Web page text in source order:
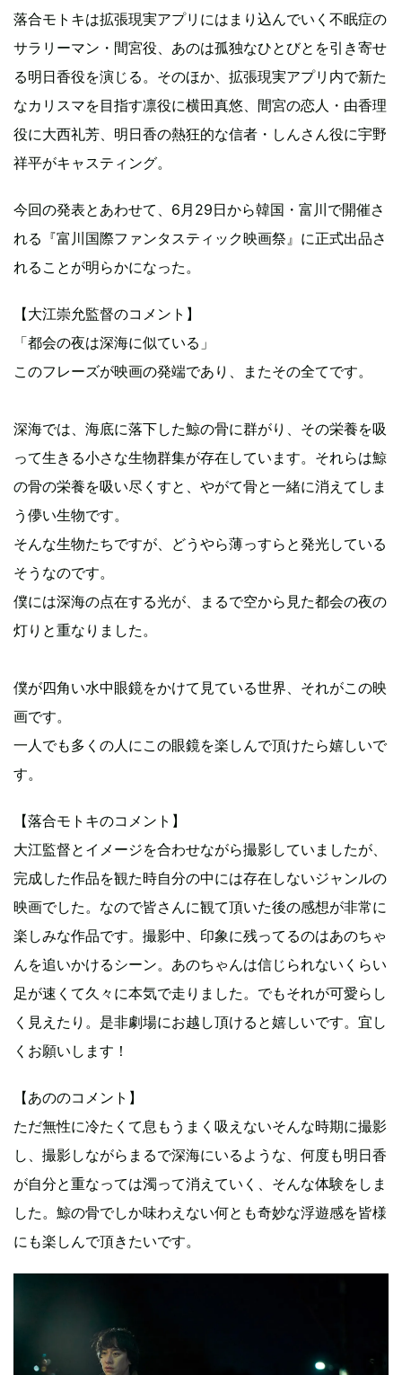
落合モトキは拡張現実アプリにはまり込んでいく不眠症の
サラリーマン・間宮役、あのは孤独なひとびとを引き寄せ
る明日香役を演じる。そのほか、拡張現実アプリ内で新た
なカリスマを目指す凛役に横田真悠、間宮の恋人・由香理
役に大西礼芳、明日香の熱狂的な信者・しんさん役に宇野
祥平がキャスティング。
今回の発表とあわせて、6月29日から韓国・富川で開催さ
れる『富川国際ファンタスティック映画祭』に正式出品さ
れることが明らかになった。
【大江崇允監督のコメント】
「都会の夜は深海に似ている」
このフレーズが映画の発端であり、またその全てです。
深海では、海底に落下した鯨の骨に群がり、その栄養を吸
って生きる小さな生物群集が存在しています。それらは鯨
の骨の栄養を吸い尽くすと、やがて骨と一緒に消えてしま
う儚い生物です。
そんな生物たちですが、どうやら薄っすらと発光している
そうなのです。
僕には深海の点在する光が、まるで空から見た都会の夜の
灯りと重なりました。
僕が四角い水中眼鏡をかけて見ている世界、それがこの映
画です。
一人でも多くの人にこの眼鏡を楽しんで頂けたら嬉しいで
す。
【落合モトキのコメント】
大江監督とイメージを合わせながら撮影していましたが、
完成した作品を観た時自分の中には存在しないジャンルの
映画でした。なので皆さんに観て頂いた後の感想が非常に
楽しみな作品です。撮影中、印象に残ってるのはあのちゃ
んを追いかけるシーン。あのちゃんは信じられないくらい
足が速くて久々に本気で走りました。でもそれが可愛らし
く見えたり。是非劇場にお越し頂けると嬉しいです。宜し
くお願いします！
【あののコメント】
ただ無性に冷たくて息もうまく吸えないそんな時期に撮影
し、撮影しながらまるで深海にいるような、何度も明日香
が自分と重なっては濁って消えていく、そんな体験をしま
した。鯨の骨でしか味わえない何とも奇妙な浮遊感を皆様
にも楽しんで頂きたいです。